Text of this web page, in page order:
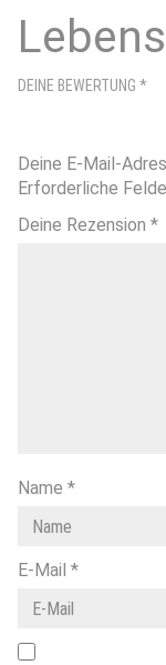
Deine E-Mail-
Erforderliche
DEINE BEWERTUNG *
Deine Rezension *
Name *
E-Mail *